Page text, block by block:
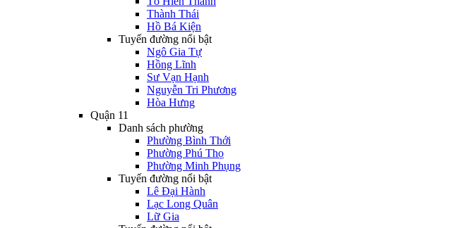
Thành Thái
Hồ Bá Kiện
Tuyến đường nổi bật
Ngô Gia Tự
Hồng Lĩnh
Sư Vạn Hạnh
Nguyễn Tri Phương
Hòa Hưng
Quận 11
Danh sách phường
Phường Bình Thới
Phường Phú Thọ
Phường Minh Phụng
Tuyến đường nổi bật
Lê Đại Hành
Lạc Long Quân
Lữ Gia